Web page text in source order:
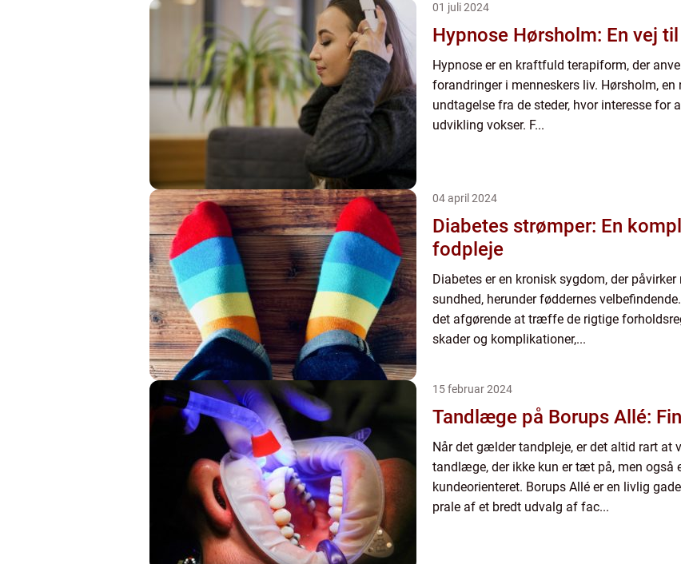
01 juli 2024
Hypnose Hørsholm: En vej
Hypnose er en kraftfuld terapiform, der
forandringer i menneskers liv. Hørsholm,
undtagelse fra de steder, hvor interesse for
udvikling vokser. F...
04 april 2024
Diabetes strømper: En
fodpleje
Diabetes er en kronisk sygdom, der
sundhed, herunder føddernes
det afgørende at træffe de rigtige
skader og komplikationer,...
15 februar 2024
Tandlæge på Borups Allé:
Når det gælder tandpleje, er det altid rart at
tandlæge, der ikke kun er tæt på, men også
kundeorienteret. Borups Allé er en livlig
prale af et bredt udvalg af fac...